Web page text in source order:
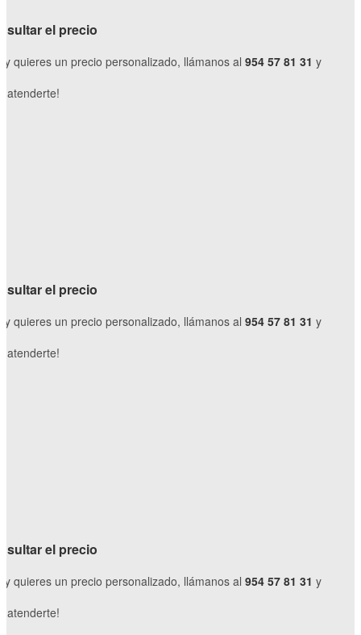
el precio
y quieres un precio personalizado, llámanos al 954 57 81 31 y
atenderte!
el precio
y quieres un precio personalizado, llámanos al 954 57 81 31 y
atenderte!
el precio
y quieres un precio personalizado, llámanos al 954 57 81 31 y
atenderte!